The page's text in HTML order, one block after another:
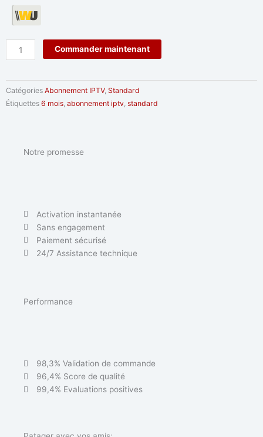
quantité
de
Standard
Commander maintenant
Catégories Abonnement IPTV, Standard
Étiquettes 6 mois, abonnement iptv, standard
Notre promesse
Activation instantanée
Sans engagement
Paiement sécurisé
24/7 Assistance technique
Performance
98,3% Validation de commande
96,4% Score de qualité
99,4% Evaluations positives